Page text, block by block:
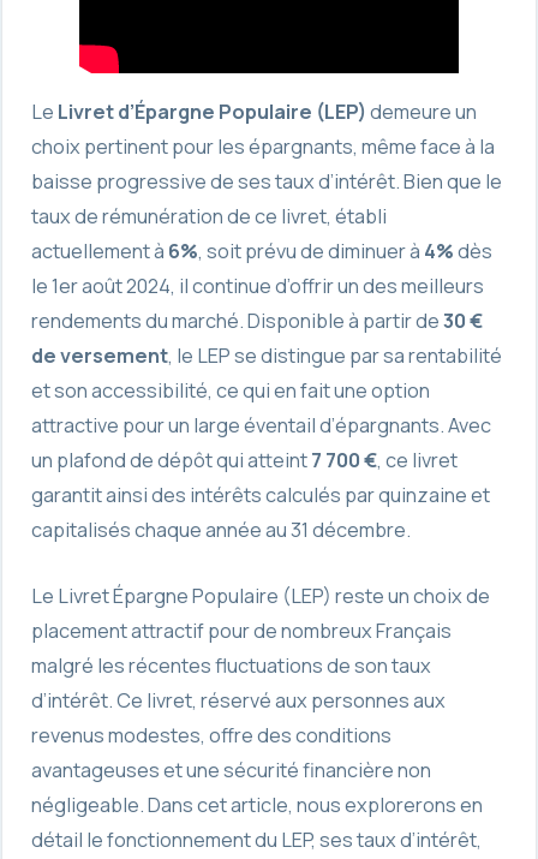
Le Livret d’Épargne Populaire (LEP) demeure un
choix pertinent pour les épargnants, même face à la
baisse progressive de ses taux d’intérêt. Bien que le
taux de rémunération de ce livret, établi
actuellement à 6%, soit prévu de diminuer à 4%dès
le 1er août 2024, il continue d’offrir un des meilleurs
rendements du marché. Disponible à partir de30 €
de versement, le LEP se distingue par sa rentabilité
et son accessibilité, ce qui en fait une option
attractive pour un large éventail d’épargnants. Avec
un plafond de dépôt qui atteint7 700 €, ce livret
garantit ainsi des intérêts calculés par quinzaine et
capitalisés chaque année au 31 décembre.
Le Livret Épargne Populaire (LEP) reste un choix de
placement attractif pour de nombreux Français
malgré les récentes fluctuations de son taux
d’intérêt. Ce livret, réservé aux personnes aux
revenus modestes, offre des conditions
avantageuses et une sécurité financière non
négligeable. Dans cet article, nous explorerons en
détail le fonctionnement du LEP, ses taux d’intérêt,